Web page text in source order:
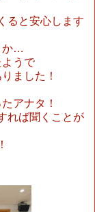
ると安心します
か…
うで
ました！
アナタ！
れば聞くことが